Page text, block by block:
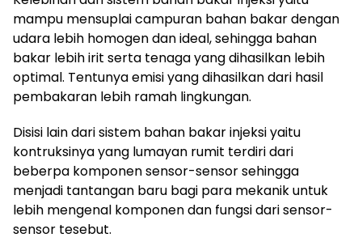
mampu mensuplai campuran bahan bakar dengan
udara lebih homogen dan ideal, sehingga bahan
bakar lebih irit serta tenaga yang dihasilkan lebih
optimal. Tentunya emisi yang dihasilkan dari hasil
pembakaran lebih ramah lingkungan.
Disisi lain dari sistem bahan bakar injeksi yaitu
kontruksinya yang lumayan rumit terdiri dari
beberpa komponen sensor-sensor sehingga
menjadi tantangan baru bagi para mekanik untuk
lebih mengenal komponen dan fungsi dari sensor-
sensor tesebut.